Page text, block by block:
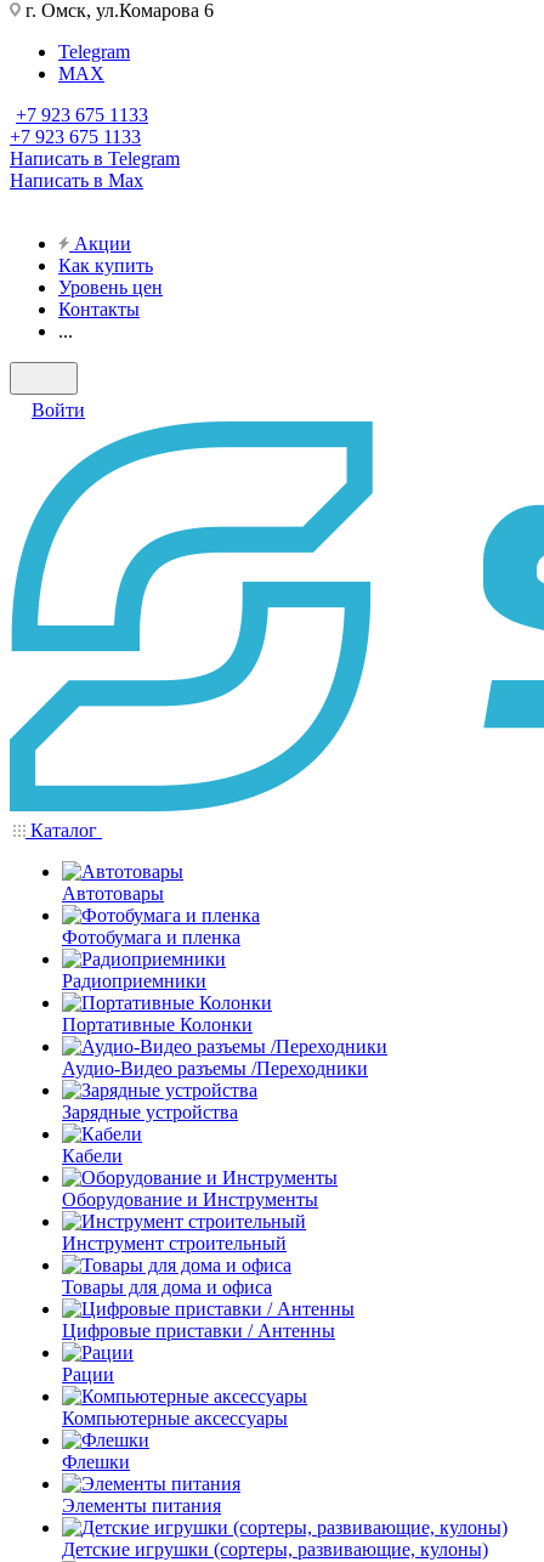
г. Омск, ул.Комарова 6
Telegram
MAX
+7 923 675 1133
+7 923 675 1133
Написать в Telegram
Написать в Max
Акции
Как купить
Уровень цен
Контакты
...
Войти
Каталог
Автотовары
Фотобумага и пленка
Радиоприемники
Портативные Колонки
Аудио-Видео разъемы /Переходники
Зарядные устройства
Кабели
Оборудование и Инструменты
Инструмент строительный
Товары для дома и офиса
Цифровые приставки / Антенны
Рации
Компьютерные аксессуары
Флешки
Элементы питания
Детские игрушки (сортеры, развивающие, кулоны)